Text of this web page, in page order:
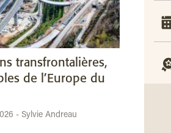
transfrontalières,
de l’Europe du
- Sylvie Andreau